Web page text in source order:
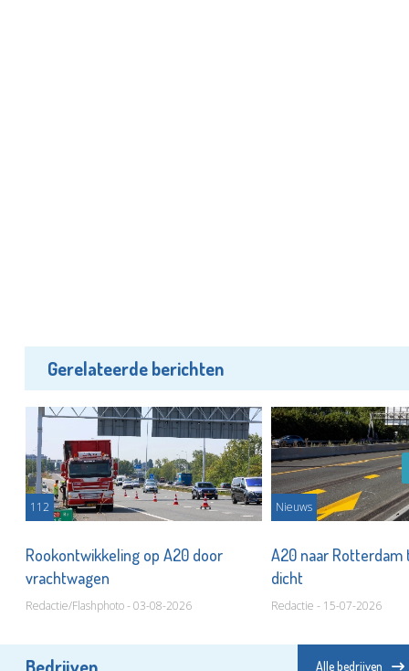
Gerelateerde berichten
112
Rookontwikkeling op A20 door
vrachtwagen
Redactie/Flashphoto - 03-08-2026
Nieuws
A20 naar Rotterdam
dicht
Redactie - 15-07-2026
Alle bedrijven